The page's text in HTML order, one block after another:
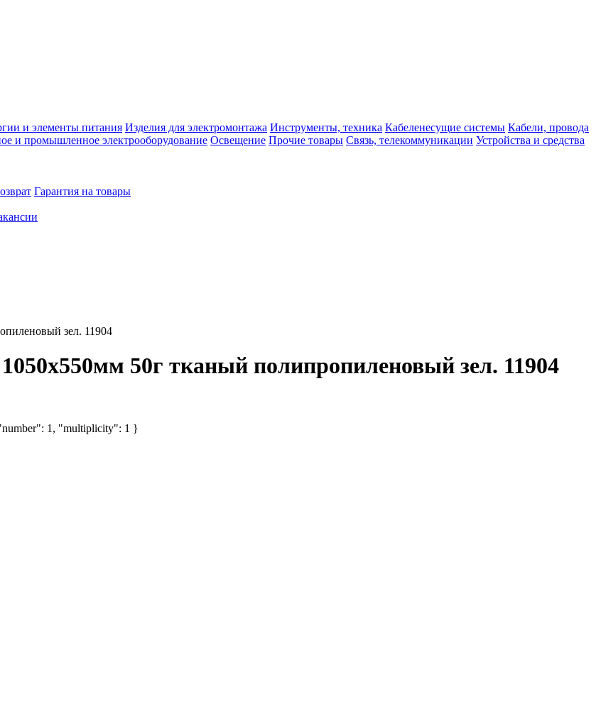
и элементы питания Изделия для электромонтажа Инструменты, техника Кабеленесущие системы Кабели, провода
и промышленное электрооборудование Освещение Прочие товары Связь, телекоммуникации Устройства и средства
Гарантия на товары
зел. 11904
50г тканый полипропиленовый зел. 11904
1, "multiplicity": 1 }